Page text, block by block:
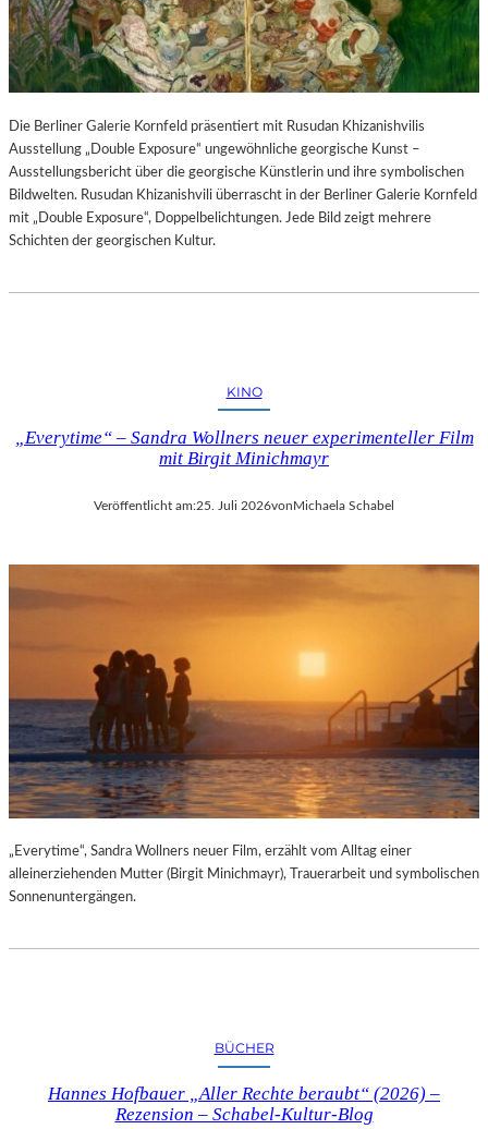
Die Berliner Galerie Kornfeld präsentiert mit Rusudan Khizanishvilis
Ausstellung „Double Exposure“ ungewöhnliche georgische Kunst –
Ausstellungsbericht über die georgische Künstlerin und ihre symbolischen
Bildwelten. Rusudan Khizanishvili überrascht in der Berliner Galerie Kornfeld
mit „Double Exposure“, Doppelbelichtungen. Jede Bild zeigt mehrere
Schichten der georgischen Kultur.
KINO
„Everytime“ – Sandra Wollners neuer experimenteller Film
mit Birgit Minichmayr
Veröffentlicht am:25. Juli 2026vonMichaela Schabel
„Everytime“, Sandra Wollners neuer Film, erzählt vom Alltag einer
alleinerziehenden Mutter (Birgit Minichmayr), Trauerarbeit und symbolischen
Sonnenuntergängen.
BÜCHER
Hannes Hofbauer „Aller Rechte beraubt“ (2026) –
Rezension – Schabel-Kultur-Blog